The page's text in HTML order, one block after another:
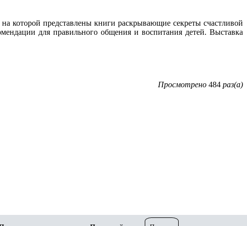
которой представлены книги раскрывающие секреты счастливой
для правильного общения и воспитания детей. Выставка
Просмотрено 484 раз(а)